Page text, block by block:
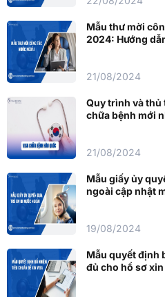
Mẫu thư mời
2024: Hướng
21/08/2024
Quy trình và thủ
chữa bệnh mới
21/08/2024
Mẫu giấy ủy
ngoài cập nhật
19/08/2024
Mẫu quyết định
đủ cho hồ sơ